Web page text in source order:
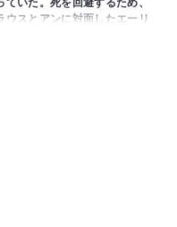
ウスとアンに対面したエーリ